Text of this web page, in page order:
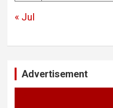
« Jul
Advertisement